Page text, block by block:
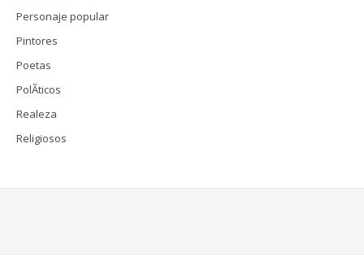
Personaje popular
Pintores
Poetas
PolÃ­ticos
Realeza
Religiosos